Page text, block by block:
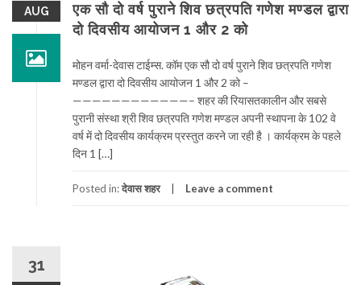
AUG
एक सौ दो वर्ष पुराने शिव छत्रपति गणेश मण्डल द्वारा
दो दिवसीय आयोजन 1 और 2 को
मोहन वर्मा-देवास टाईम्स. कॉम एक सौ दो वर्ष पुराने शिव छत्रपति गणेश
मण्डल द्वारा दो दिवसीय आयोजन 1 और 2 को –
————————————– शहर की रियासतकालीन और सबसे
पुरानी संस्था श्री शिव छत्रपति गणेश मण्डल अपनी स्थापना के 102 वे
वर्ष में दो दिवसीय कार्यक्रम प्रस्तुत करने जा रही है । कार्यक्रम के पहले
दिन 1 […]
Posted in:देवास शहर Leave a comment
31